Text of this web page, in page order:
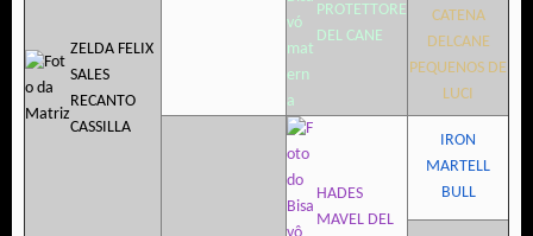
ZELDA FELIX
SALES
RECANTO
CASSILLA
PROTETTORE
DEL CANE
CATENA
DELCANE
PEQUENOS DE
LUCI
HADES
MAVEL DEL
IRON
MARTELL
BULL